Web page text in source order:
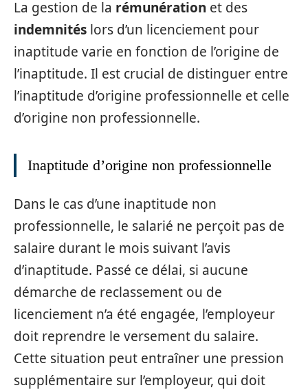
La gestion de la rémunération et des
indemnités lors d’un licenciement pour
inaptitude varie en fonction de l’origine de
l’inaptitude. Il est crucial de distinguer entre
l’inaptitude d’origine professionnelle et celle
d’origine non professionnelle.
Inaptitude d’origine non professionnelle
Dans le cas d’une inaptitude non
professionnelle, le salarié ne perçoit pas de
salaire durant le mois suivant l’avis
d’inaptitude. Passé ce délai, si aucune
démarche de reclassement ou de
licenciement n’a été engagée, l’employeur
doit reprendre le versement du salaire.
Cette situation peut entraîner une pression
supplémentaire sur l’employeur, qui doit